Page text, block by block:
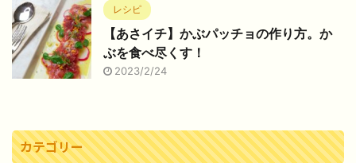
レシピ
【あさイチ】かぶパッチョの作り方。か
ぶを食べ尽くす！
2023/2/24
カテゴリー